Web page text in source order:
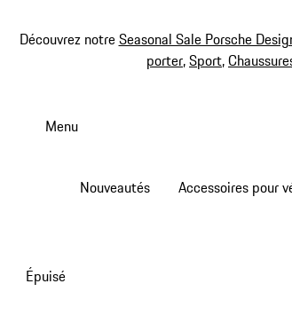
Découvrez notreSeasonal Sale Porsche
porter,Sport,
Menu
Nouveautés Accessoires pour
Épuisé